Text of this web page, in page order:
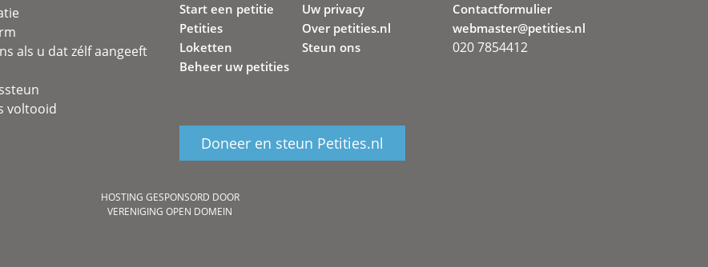
als u dat zélf aangeeft
voltooid
Start een petitie
Petities
Loketten
Beheer uw petities
Uw privacy
Over petities.nl
Steun ons
Doneer en steun Petities.nl
Contactformulier
webmaster@petities.nl
020 7854412
HOSTING GESPONSORD DOOR
VERENIGING OPEN DOMEIN